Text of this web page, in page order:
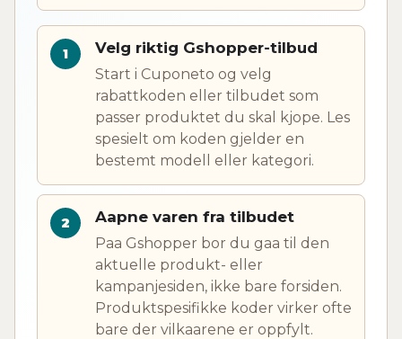
Velg riktig Gshopper-tilbud
Start i Cuponeto og velg
rabattkoden eller tilbudet som
passer produktet du skal kjope. Les
spesielt om koden gjelder en
bestemt modell eller kategori.
Aapne varen fra tilbudet
Paa Gshopper bor du gaa til den
aktuelle produkt- eller
kampanjesiden, ikke bare forsiden.
Produktspesifikke koder virker ofte
bare der vilkaarene er oppfylt.